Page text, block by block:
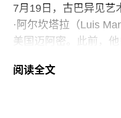
7月19日，古巴异见艺
·阿尔坎塔拉（Luis
美国迈阿密。此前，
拉抵达时手中紧握着
阅读全文